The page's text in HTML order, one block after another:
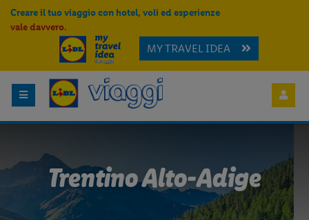
Creare il tuo viaggio con hotel, voli ed esperienze
vale davvero.
MY TRAVEL IDEA
Trentino Alto-Adige